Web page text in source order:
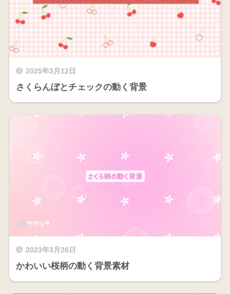
2025年3月12日
さくらんぼとチェックの動く背景
2023年3月26日
かわいい桜柄の動く背景素材